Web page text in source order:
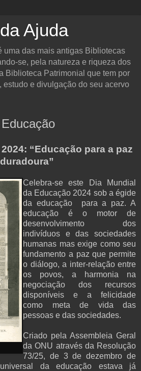
Ajuda
uma das mais antigas Bibliotecas
se, pela natureza e riqueza dos
Biblioteca Patrimonial que tem por
estudo e divulgação do seu acervo
“Educação para a paz
duradoura”
Celebra-se este Dia Mundial
da Educação 2024 sob a égide
da educação para a paz. A
educação é o motor de
desenvolvimento dos
indivíduos e das sociedades
humanas mas exige como seu
fundamento a paz que permite
o diálogo, a inter-relação entre
os povos, a harmonia na
negociação dos recursos
disponíveis e a felicidade
como meta de vida das
pessoas e das sociedades.
Criado pela Assembleia Geral
da ONU através da Resolução
73/25, de 3 de dezembro de
da educação estava já